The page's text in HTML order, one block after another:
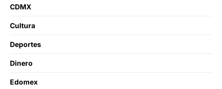
CDMX
Cultura
Deportes
Dinero
Edomex